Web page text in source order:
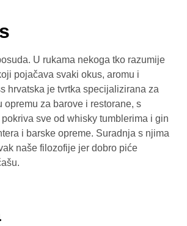
U rukama nekoga tko razumije
pojačava svaki okus, aromu i
hrvatska je tvrtka specijalizirana za
opremu za barove i restorane, s
sve od whisky tumblerima i gin
i barske opreme. Suradnja s njima
naše filozofije jer dobro piće